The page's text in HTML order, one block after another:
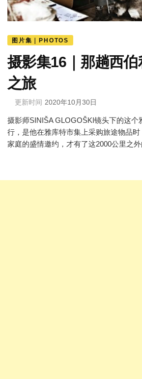
图片集｜PHOTOS
摄影集16｜那趟西
之旅
更新时间 2020年10月30日
摄影师SINIŠA GLOGOŠKI镜头下的这个
行，是他在雅库特市集上采购旅途物品
家庭的盛情邀约，才有了这2000公里之外